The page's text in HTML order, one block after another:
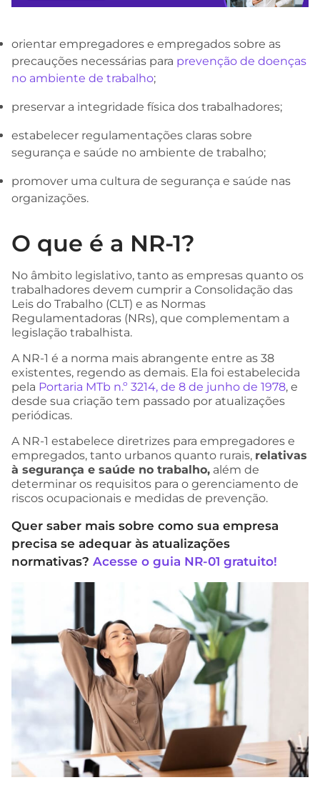
orientar empregadores e empregados sobre as
precauções necessárias para prevenção de doenças
no ambiente de trabalho;
preservar a integridade física dos trabalhadores;
estabelecer regulamentações claras sobre
segurança e saúde no ambiente de trabalho;
promover uma cultura de segurança e saúde nas
organizações.
O que é a NR-1?
No âmbito legislativo, tanto as empresas quanto os
trabalhadores devem cumprir a Consolidação das
Leis do Trabalho (CLT) e as Normas
Regulamentadoras (NRs), que complementam a
legislação trabalhista.
A NR-1 é a norma mais abrangente entre as 38
existentes, regendo as demais. Ela foi estabelecida
pela Portaria MTb n.º 3214, de 8 de junho de 1978, e
desde sua criação tem passado por atualizações
periódicas.
A NR-1 estabelece diretrizes para empregadores e
empregados, tanto urbanos quanto rurais, relativas
à segurança e saúde no trabalho, além de
determinar os requisitos para o gerenciamento de
riscos ocupacionais e medidas de prevenção.
Quer saber mais sobre como sua empresa
precisa se adequar às atualizações
normativas? Acesse o guia NR-01 gratuito!